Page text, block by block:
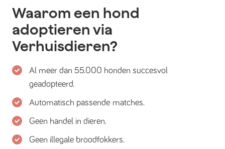
Waarom een hond
adoptieren via
Verhuisdieren?
Al meer dan 55.000 honden succesvol
geadopteerd.
Automatisch passende matches.
Geen handel in dieren.
Geen illegale broodfokkers.